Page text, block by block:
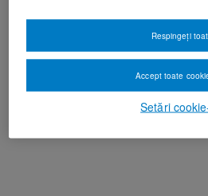
Setări
Respingeți
Accept toate